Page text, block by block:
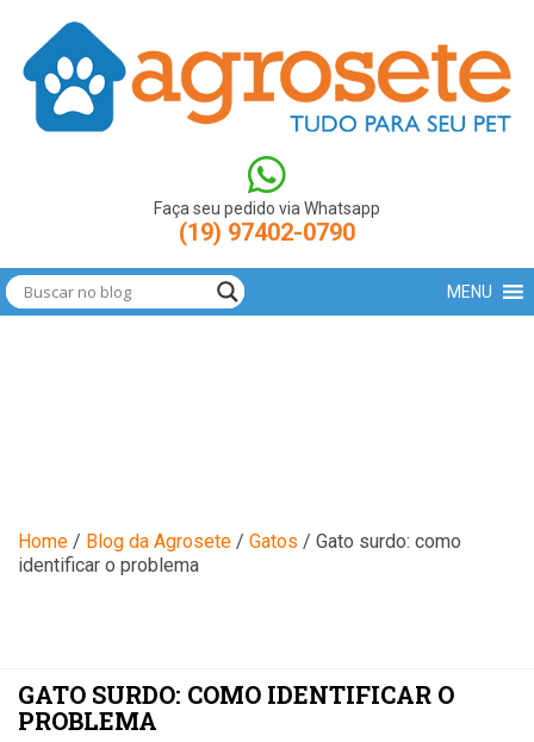
Date().getTime(),event:'gtm.js'});var
f=d.getElementsByTagName(s)[0],
j=d.createElement(s),dl=l!='dataLayer'?'&l='+l:'';j.async=true;j.src=
'https://www.googletagmanager.com/gtm.js?
id='+i+dl;f.parentNode.insertBefore(j,f); })
(window,document,'script','dataLayer','GTM-N9LBXCV');
Faça seu pedido via Whatsapp
(19) 97402-0790
MENU
Blog
Home / Blog da Agrosete / Gatos / Gato surdo: como
identificar o problema
GATO SURDO: COMO IDENTIFICAR O
PROBLEMA